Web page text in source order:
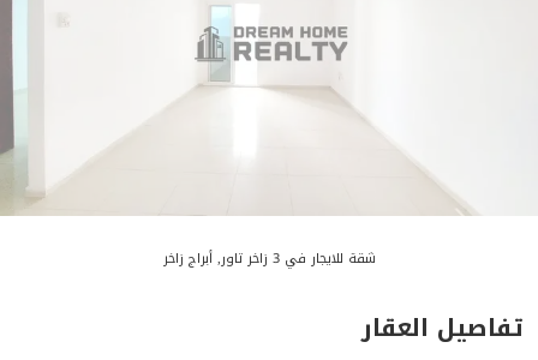
شقة للايجار في 3 زاخر تاور, أبراج زاخر
تفاصيل العقار